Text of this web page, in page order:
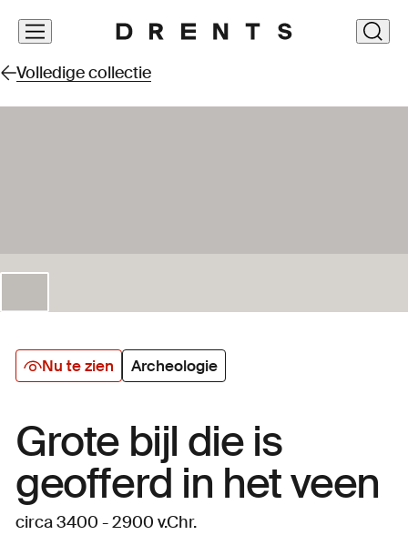
Navigatie
Volledige collectie
Nu te zien Archeologie
Grote bijl die is
geofferd in het veen
circa 3400 - 2900 v.Chr.